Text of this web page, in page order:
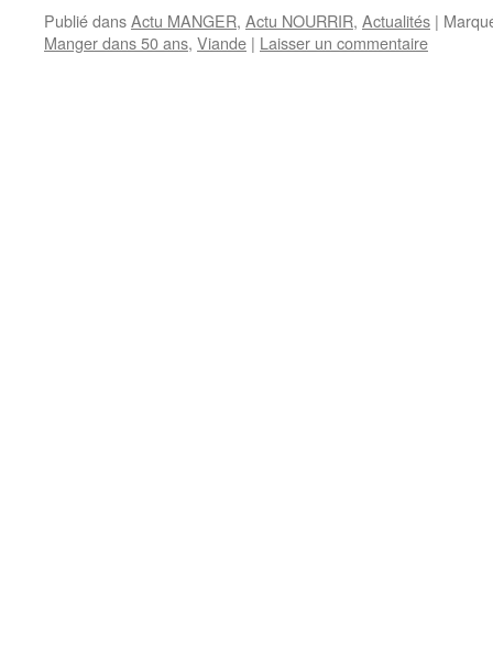
Publié dansActu MANGER, Actu NOURRIR, Actualités |
Manger dans 50 ans, Viande | Laisser un commentaire